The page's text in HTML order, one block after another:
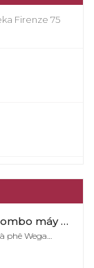
Firenze 75
Yên tâm đầu tư quán cafe 2026 với combo máy pha cafe Wega Pegaso x Eureka Firenze 75
phê Wega…